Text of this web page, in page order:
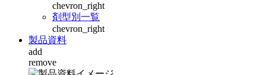
chevron_right
剤型別一覧
chevron_right
製品資料
add
remove